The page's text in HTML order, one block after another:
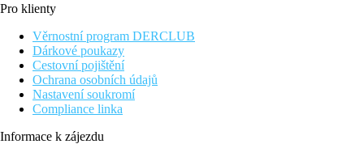
Pro klienty
Věrnostní program DERCLUB
Dárkové poukazy
Cestovní pojištění
Ochrana osobních údajů
Nastavení soukromí
Compliance linka
Informace k zájezdu